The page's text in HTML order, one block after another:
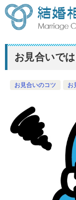
お見合いで
お見合いのコツ お